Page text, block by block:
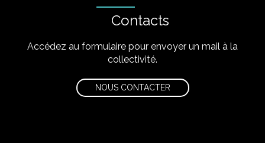
Contacts
Accédez au formulaire pour envoyer un mail à la
collectivité.
NOUS CONTACTER